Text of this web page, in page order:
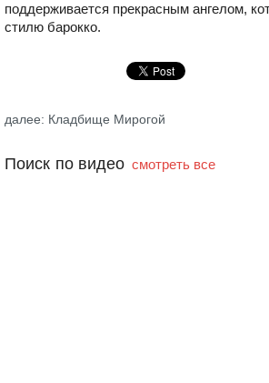
поддерживается прекрасным ангелом,
стилю барокко.
далее: Кладбище Мирогой
Поиск по видео смотреть все